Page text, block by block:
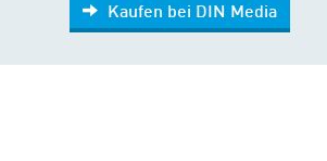
Kaufen bei DIN Media